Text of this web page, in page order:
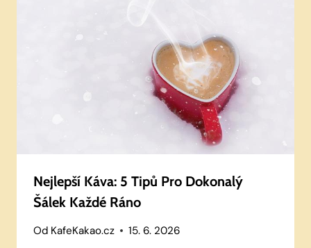
Nejlepší Káva: 5 Tipů Pro Dokonalý
Šálek Každé Ráno
Od KafeKakao.cz 15. 6. 2026